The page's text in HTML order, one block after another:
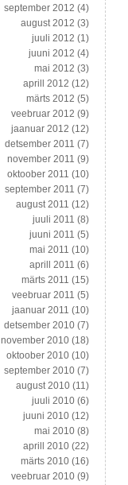
september 2012 (4)
august 2012 (3)
juuli 2012 (1)
juuni 2012 (4)
mai 2012 (3)
aprill 2012 (12)
märts 2012 (5)
veebruar 2012 (9)
jaanuar 2012 (12)
detsember 2011 (7)
november 2011 (9)
oktoober 2011 (10)
september 2011 (7)
august 2011 (12)
juuli 2011 (8)
juuni 2011 (5)
mai 2011 (10)
aprill 2011 (6)
märts 2011 (15)
veebruar 2011 (5)
jaanuar 2011 (10)
detsember 2010 (7)
november 2010 (18)
oktoober 2010 (10)
september 2010 (7)
august 2010 (11)
juuli 2010 (6)
juuni 2010 (12)
mai 2010 (8)
aprill 2010 (22)
märts 2010 (16)
veebruar 2010 (9)